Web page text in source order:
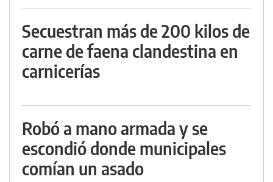
Secuestran más de 200 kilos de
carne de faena clandestina en
carnicerías
Robó a mano armada y se
escondió donde municipales
comían un asado